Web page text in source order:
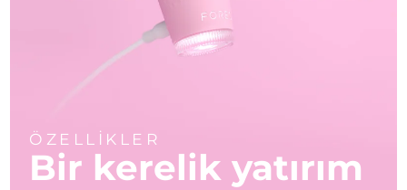
ÖZELLİKLER
Bir kerelik yatırım